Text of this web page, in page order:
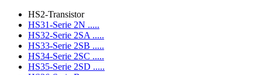
HS2-Transistor
HS31-Serie 2N .....
HS32-Serie 2SA .....
HS33-Serie 2SB .....
HS34-Serie 2SC .....
HS35-Serie 2SD .....